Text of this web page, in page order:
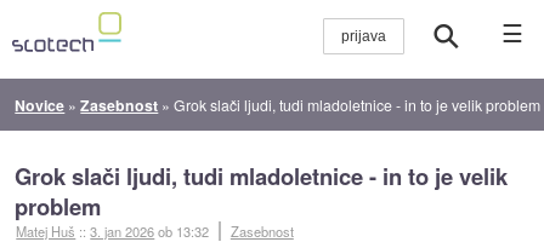
☰
Novice »Zasebnost »Grok slači ljudi, tudi mladoletnice - in to je velik problem
Grok slači ljudi, tudi mladoletnice - in to je velik
problem
Matej Huš ::3. jan 2026ob 13:32 Zasebnost